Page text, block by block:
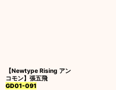
【Newtype Rising アン
コモン】張五飛
GD01-091